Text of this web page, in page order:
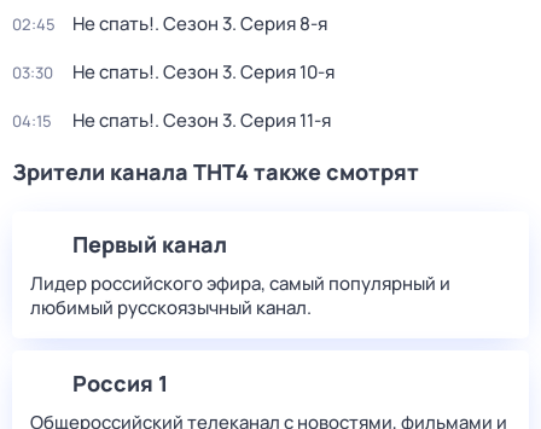
02:45 Не спать!. Сезон 3. Серия 8-я
03:30 Не спать!. Сезон 3. Серия 10-я
04:15 Не спать!. Сезон 3. Серия 11-я
Зрители канала ТНТ4 также смотрят
Первый канал
Лидер российского эфира, самый популярный и
любимый русскоязычный канал.
Россия 1
Общероссийский телеканал с новостями, фильмами и